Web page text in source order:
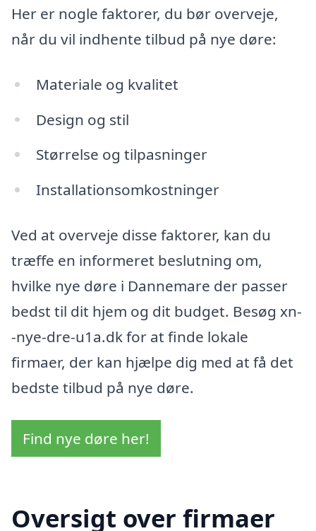
Her er nogle faktorer, du bør overveje,
når du vil indhente tilbud på nye døre:
Materiale og kvalitet
Design og stil
Størrelse og tilpasninger
Installationsomkostninger
Ved at overveje disse faktorer, kan du
træffe en informeret beslutning om,
hvilke nye døre i Dannemare der passer
bedst til dit hjem og dit budget. Besøg xn-
-nye-dre-u1a.dk for at finde lokale
firmaer, der kan hjælpe dig med at få det
bedste tilbud på nye døre.
Find nye døre her!
Oversigt over firmaer